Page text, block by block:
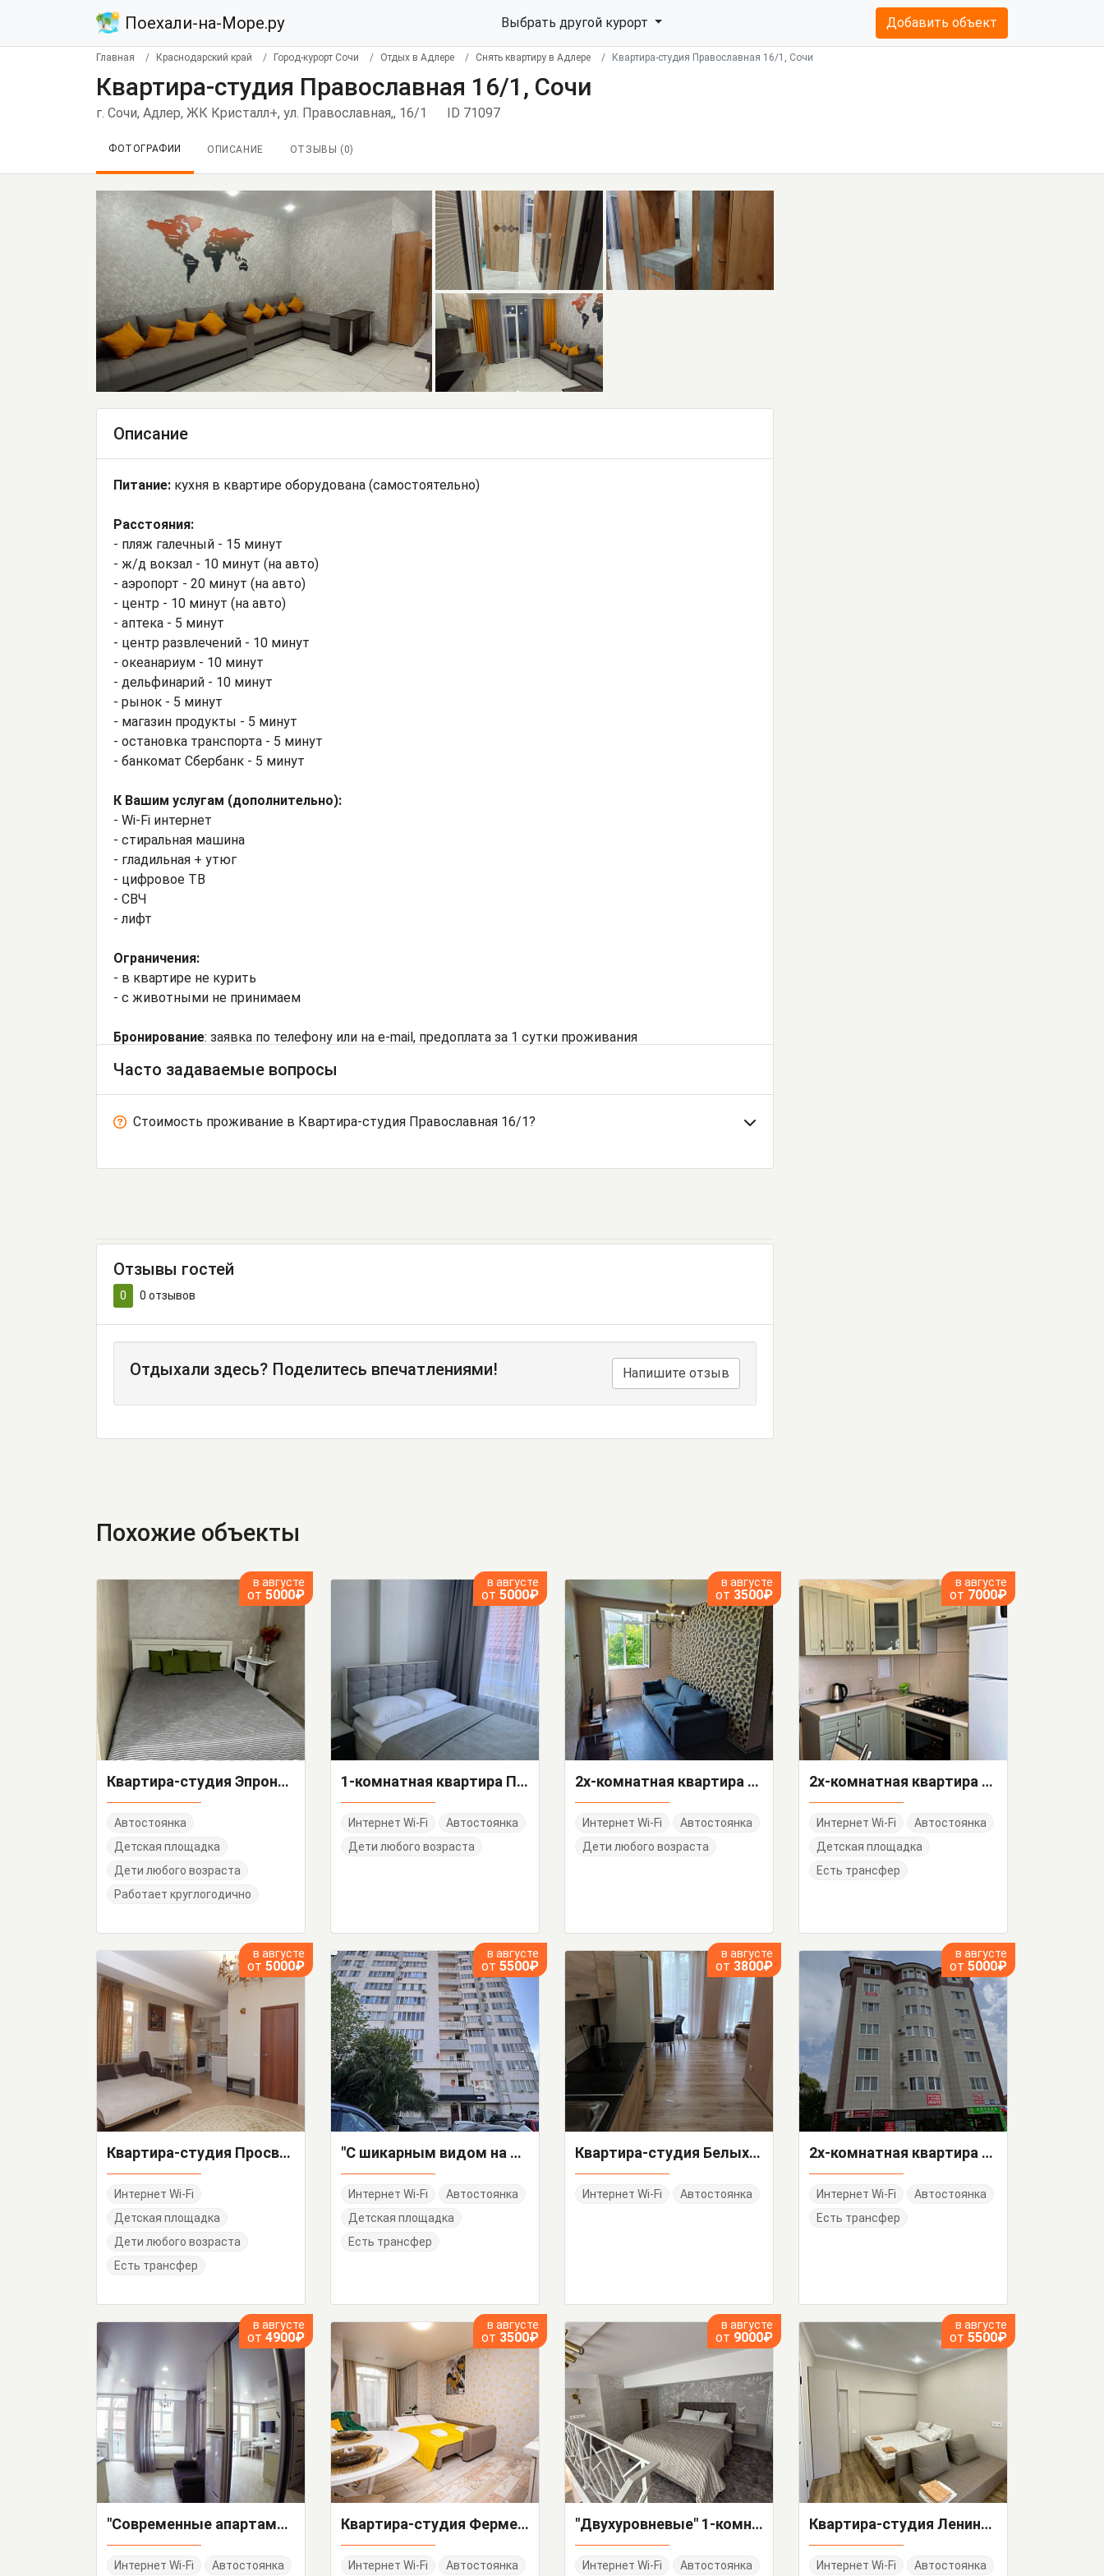
Поехали-на-Море.ру Выбрать другой курорт Добавить объект
Главная Краснодарский край Город-курорт Сочи Отдых в Адлере Снять квартиру в Адлере Квартира-студия Православная 16/1, Сочи
Квартира-студия Православная 16/1, Сочи
г. Сочи, Адлер, ЖК Кристалл+, ул. Православная,, 16/1 ID 71097
ФОТОГРАФИИ ОПИСАНИЕ ОТЗЫВЫ ( 0)
Описание
Питание: кухня в квартире оборудована (самостоятельно)
Расстояния:
- пляж галечный - 15 минут
- ж/д вокзал - 10 минут (на авто)
- аэропорт - 20 минут (на авто)
- центр - 10 минут (на авто)
- аптека - 5 минут
- центр развлечений - 10 минут
- океанариум - 10 минут
- дельфинарий - 10 минут
- рынок - 5 минут
- магазин продукты - 5 минут
- остановка транспорта - 5 минут
- банкомат Сбербанк - 5 минут
К Вашим услугам (дополнительно):
- Wi-Fi интернет
- стиральная машина
- гладильная + утюг
- цифровое ТВ
- СВЧ
- лифт
Ограничения:
- в квартире не курить
- с животными не принимаем
Бронирование: заявка по телефону или на e-mail, предоплата за 1 сутки проживания
Часто задаваемые вопросы
Стоимость проживание в Квартира-студия Православная 16/1?
Отзывы гостей
0 0 отзывов
Отдыхали здесь? Поделитесь впечатлениями! Напишите отзыв
Похожие объекты
в августе
от 5000₽
Квартира-студия Эпроновская 2-А/3
Автостоянка
Детская площадка
Дети любого возраста
Работает круглогодично
в августе
от 5000₽
1-комнатная квартира Павлика Морозова 24
Интернет Wi-Fi
Автостоянка
Дети любого возраста
в августе
от 3500₽
2х-комнатная квартира Орбитовская 2/Б
Интернет Wi-Fi
Автостоянка
Дети любого возраста
в августе
от 7000₽
2х-комнатная квартира Свердлова 44
Интернет Wi-Fi
Автостоянка
Детская площадка
Есть трансфер
в августе
от 5000₽
Квартира-студия Просвещения 167
Интернет Wi-Fi
Детская площадка
Дети любого возраста
Есть трансфер
в августе
от 5500₽
"С шикарным видом на море" 2х-комнатная квартира-студия
Интернет Wi-Fi
Автостоянка
Детская площадка
Есть трансфер
в августе
от 3800₽
Квартира-студия Белых акаций 13
Интернет Wi-Fi Автостоянка
в августе
от 5000₽
2х-комнатная квартира Ленина 146 кв 21
Интернет Wi-Fi
Автостоянка
Есть трансфер
в августе
от 4900₽
"Современные апартаменты в центре Адлера" квартира-студия
Интернет Wi-Fi Автостоянка
в августе
от 3500₽
Квартира-студия Фермерский 24
Интернет Wi-Fi Автостоянка
в августе
от 9000₽
"Двухуровневые" 1-комнатные апартаменты
Интернет Wi-Fi Автостоянка
в августе
от 5500₽
Квартира-студия Ленина 47
Интернет Wi-Fi Автостоянка